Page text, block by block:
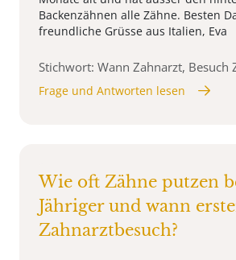
Backenzähnen alle Zähne. Besten
freundliche Grüsse aus Italien, Eva
Stichwort: Wann Zahnarzt, Besuch
Frage und Antworten lesen
Wie oft Zähne putzen
Jähriger und wann
Zahnarztbesuch?